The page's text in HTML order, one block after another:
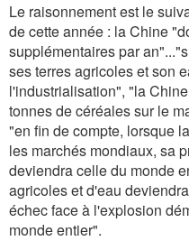
Le raisonnement est le
de cette année : la Chine
supplémentaires par
ses terres agricoles et son
l'industrialisation", "la
tonnes de céréales sur le
"en fin de compte, lorsque
les marchés mondiaux, sa
deviendra celle du monde
agricoles et d'eau
échec face à l'explosion
monde entier".